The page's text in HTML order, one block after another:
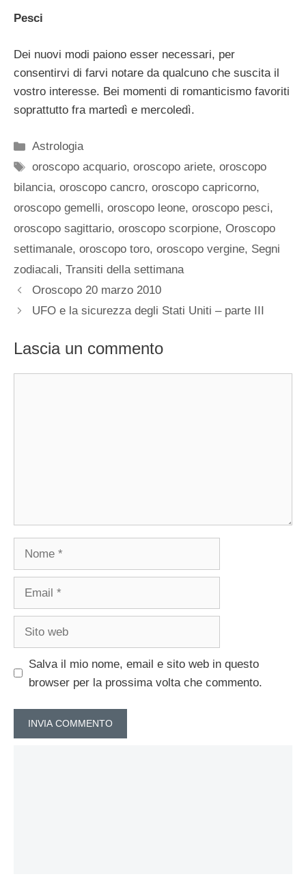
Pesci
Dei nuovi modi paiono esser necessari, per
consentirvi di farvi notare da qualcuno che suscita il
vostro interesse. Bei momenti di romanticismo favoriti
soprattutto fra martedì e mercoledì.
Categorie
Astrologia
Tag
oroscopo acquario,oroscopo ariete,oroscopo
bilancia, oroscopo cancro, oroscopo capricorno,
oroscopo gemelli, oroscopo leone, oroscopo pesci,
oroscopo sagittario, oroscopo scorpione, Oroscopo
settimanale, oroscopo toro, oroscopo vergine, Segni
zodiacali, Transiti della settimana
Oroscopo 20 marzo 2010
UFO e la sicurezza degli Stati Uniti – parte III
Lascia un commento
Nome
Email
Sito
Salva il mio nome, email e sito web in questo
browser per la prossima volta che commento.